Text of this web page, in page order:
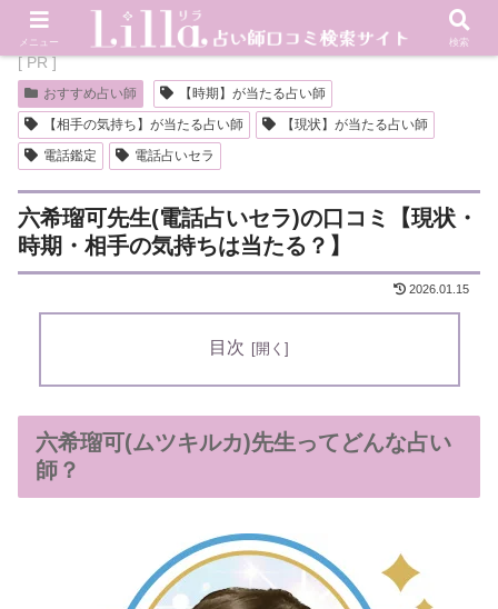
[ PR ]
おすすめ占い師
【時期】が当たる占い師
【相手の気持ち】が当たる占い師
【現状】が当たる占い師
電話鑑定
電話占いセラ
六希瑠可先生(電話占いセラ)の口コミ【現状・
時期・相手の気持ちは当たる？】
2026.01.15
目次
六希瑠可(ムツキルカ)先生ってどんな占い
師？
メニュー 検索